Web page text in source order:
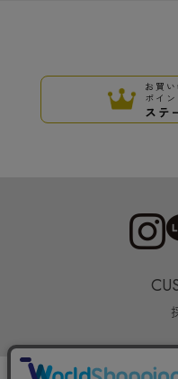
お買
ポイ
ステ